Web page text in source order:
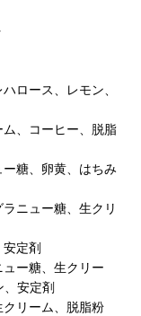
ロース、レモン、
、コーヒー、脱脂
糖、卵黄、はちみ
ニュー糖、生クリ
定剤
ー糖、生クリー
、安定剤
リーム、脱脂粉